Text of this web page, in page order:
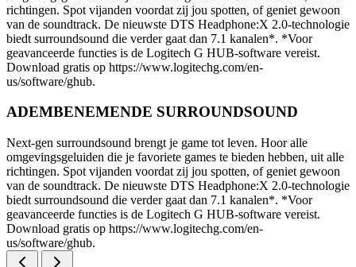
richtingen. Spot vijanden voordat zij jou spotten, of geniet gewoon
van de soundtrack. De nieuwste DTS Headphone:X 2.0-technologie
biedt surroundsound die verder gaat dan 7.1 kanalen*. *Voor
geavanceerde functies is de Logitech G HUB-software vereist.
Download gratis op https://www.logitechg.com/en-
us/software/ghub.
ADEMBENEMENDE SURROUNDSOUND
Next-gen surroundsound brengt je game tot leven. Hoor alle
omgevingsgeluiden die je favoriete games te bieden hebben, uit alle
richtingen. Spot vijanden voordat zij jou spotten, of geniet gewoon
van de soundtrack. De nieuwste DTS Headphone:X 2.0-technologie
biedt surroundsound die verder gaat dan 7.1 kanalen*. *Voor
geavanceerde functies is de Logitech G HUB-software vereist.
Download gratis op https://www.logitechg.com/en-
us/software/ghub.